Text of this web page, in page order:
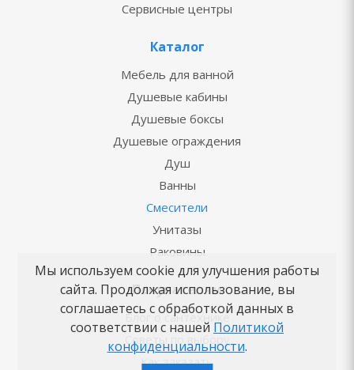
Сервисные центры
Каталог
Мебель для ванной
Душевые кабины
Душевые боксы
Душевые ограждения
Душ
Ванны
Смесители
Унитазы
Раковины
Покупателям
Блог о сантехнике
Советы по выбору
Как заказать
Мы используем cookie для улучшения работы
сайта. Продолжая использование, вы
соглашаетесь с обработкой данных в
соответствии с нашей Политикой
конфиденциальности.